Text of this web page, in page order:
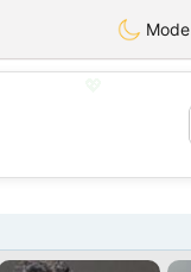
Mode